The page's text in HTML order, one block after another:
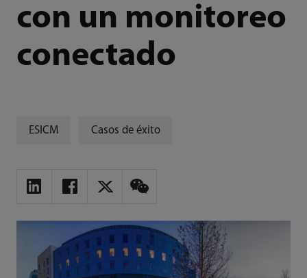
con un monitoreo
conectado
ESICM Casos de éxito